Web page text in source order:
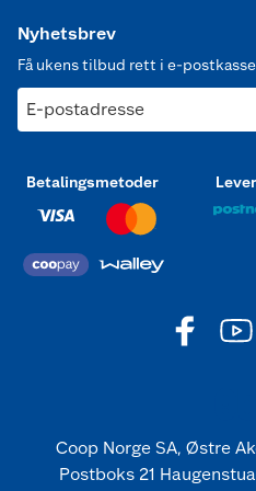
Nyhetsbrev
Få ukens tilbud rett i e-
E-postadresse
Betalingsmetoder
Coop Norge SA, Østre
Postboks 21